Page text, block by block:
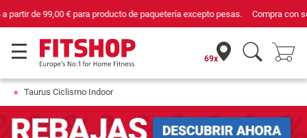
Compra con seguridad en Fitshop, comercio con sello de Confianza Online.
69x
Taurus Ciclismo Indoor